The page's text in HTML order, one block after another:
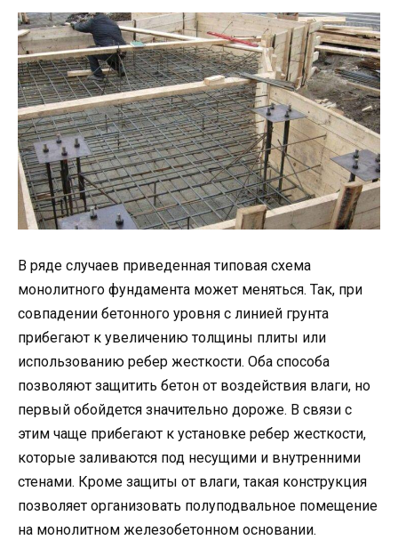
В ряде случаев приведенная типовая схема
монолитного фундамента может меняться. Так, при
совпадении бетонного уровня с линией грунта
прибегают к увеличению толщины плиты или
использованию ребер жесткости. Оба способа
позволяют защитить бетон от воздействия влаги, но
первый обойдется значительно дороже. В связи с
этим чаще прибегают к установке ребер жесткости,
которые заливаются под несущими и внутренними
стенами. Кроме защиты от влаги, такая конструкция
позволяет организовать полуподвальное помещение
на монолитном железобетонном основании.